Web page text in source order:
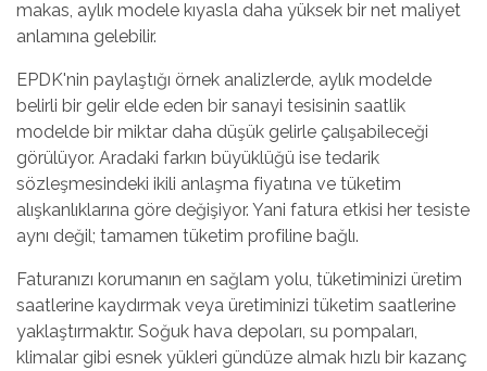
makas, aylık modele kıyasla daha yüksek bir net maliyet
anlamına gelebilir.
EPDK'nin paylaştığı örnek analizlerde, aylık modelde
belirli bir gelir elde eden bir sanayi tesisinin saatlik
modelde bir miktar daha düşük gelirle çalışabileceği
görülüyor. Aradaki farkın büyüklüğü ise tedarik
sözleşmesindeki ikili anlaşma fiyatına ve tüketim
alışkanlıklarına göre değişiyor. Yani fatura etkisi her tesiste
aynı değil; tamamen tüketim profiline bağlı.
Faturanızı korumanın en sağlam yolu, tüketiminizi üretim
saatlerine kaydırmak veya üretiminizi tüketim saatlerine
yaklaştırmaktır. Soğuk hava depoları, su pompaları,
klimalar gibi esnek yükleri gündüze almak hızlı bir kazanç